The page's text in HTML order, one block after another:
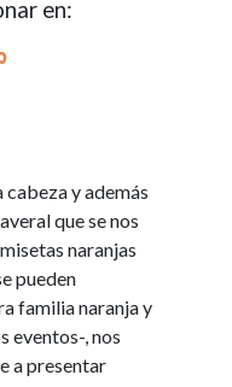
en:
cabeza y además
que se nos
naranjas
pueden
familia naranja y
eventos-, nos
a presentar